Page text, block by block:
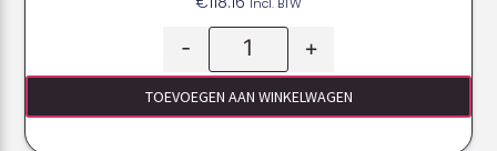
- +
TOEVOEGEN AAN WINKELWAGEN